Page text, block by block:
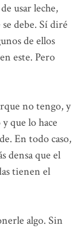
usar leche,
debe. Sí diré
de ellos
este. Pero
no tengo, y
que lo hace
En todo caso,
densa que el
tienen el
algo. Sin